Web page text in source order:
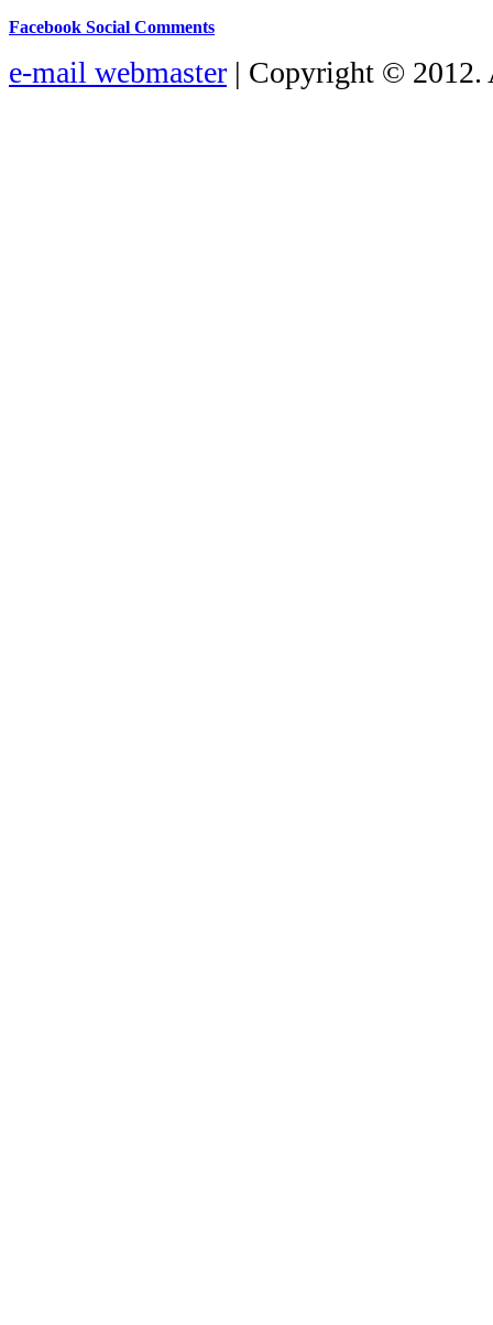
Facebook Social Comments
e-mail webmaster | Copyright © 2012.